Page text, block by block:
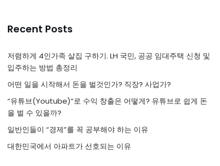
Recent Posts
저렴하게 4인가족 살집 구하기. LH 국민, 공공 임대주택 신청 및
입주하는 방법 총정리
어떤 일을 시작해서 돈을 벌것인가? 직장? 사업가?
“유튜브(Youtube)”로 수익 창출은 어떻게? 유튜브로 쉽게 돈
을 벌 수 있을까?
일반인들이 “경제”를 꼭 공부해야 하는 이유
대한민국에서 아파트가 선호되는 이유